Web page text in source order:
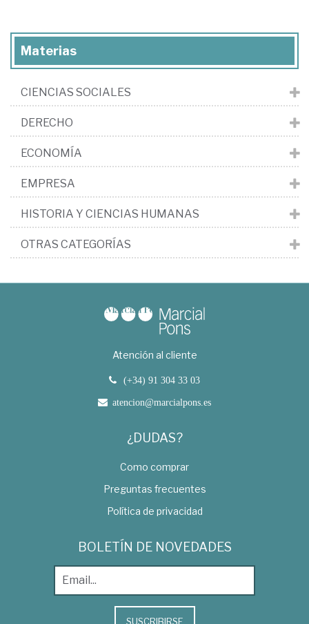
Materias
CIENCIAS SOCIALES
DERECHO
ECONOMÍA
EMPRESA
HISTORIA Y CIENCIAS HUMANAS
OTRAS CATEGORÍAS
Atención al cliente
(+34) 91 304 33 03
atencion@marcialpons.es
¿DUDAS?
Como comprar
Preguntas frecuentes
Política de privacidad
BOLETÍN DE NOVEDADES
SUSCRIBIRSE